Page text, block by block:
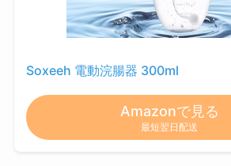
Soxeeh 電動浣腸器 300ml
Amazonで見る
最短翌日配送